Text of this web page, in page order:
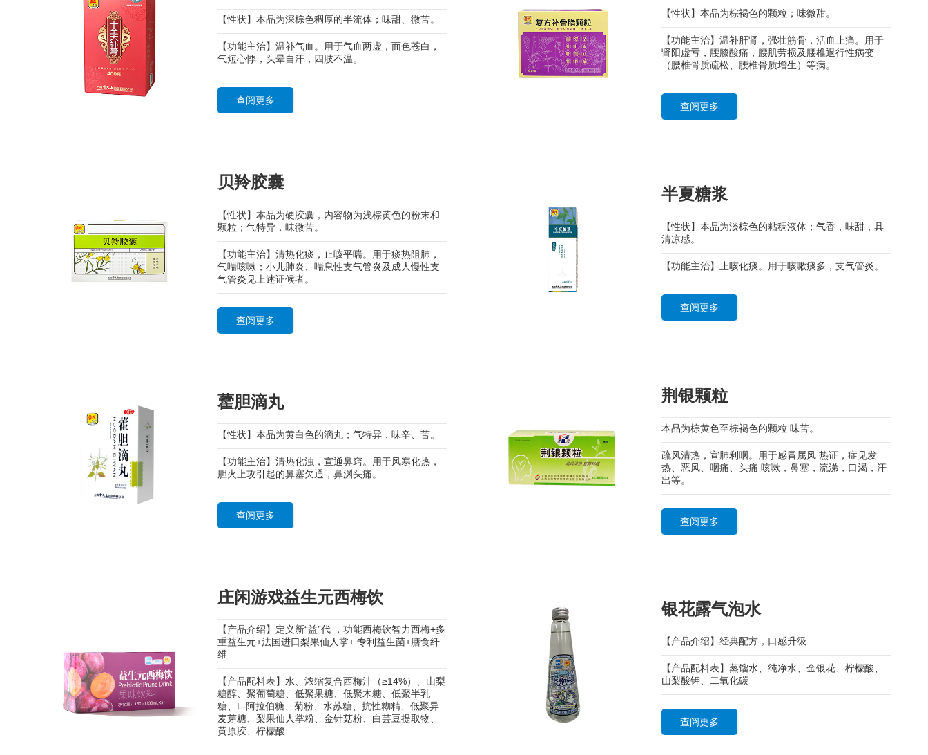
【性状】本品为深棕色稠厚的半流体；味甜、微苦。
【功能主治】温补气血。用于气血两虚，面色苍白，
气短心悸，头晕自汗，四肢不温。
查阅更多
【性状】本品为棕褐色的颗粒；味微甜。
【功能主治】温补肝肾，强壮筋骨，活血止痛。用于
肾阳虚亏，腰膝酸痛，腰肌劳损及腰椎退行性病变
（腰椎骨质疏松、腰椎骨质增生）等病。
查阅更多
贝羚胶囊
【性状】本品为硬胶囊，内容物为浅棕黄色的粉末和
颗粒；气特异，味微苦。
【功能主治】清热化痰，止咳平喘。用于痰热阻肺，
气喘咳嗽；小儿肺炎、喘息性支气管炎及成人慢性支
气管炎见上述证候者。
查阅更多
半夏糖浆
【性状】本品为淡棕色的粘稠液体；气香，味甜，具
清凉感。
【功能主治】止咳化痰。用于咳嗽痰多，支气管炎。
查阅更多
藿胆滴丸
【性状】本品为黄白色的滴丸；气特异，味辛、苦。
【功能主治】清热化浊，宣通鼻窍。用于风寒化热，
胆火上攻引起的鼻塞欠通，鼻渊头痛。
查阅更多
荆银颗粒
本品为棕黄色至棕褐色的颗粒 味苦。
疏风清热，宣肺利咽。用于感冒属风 热证，症见发
热、恶风、咽痛、头痛 咳嗽，鼻塞，流涕，口渴，汗
出等。
查阅更多
庄闲游戏益生元西梅饮
【产品介绍】定义新“益”代 ，功能西梅饮智力西梅+多
重益生元+法国进口梨果仙人掌+ 专利益生菌+膳食纤
维
【产品配料表】水、浓缩复合西梅汁（≥14%）、山梨
糖醇、聚葡萄糖、低聚果糖、低聚木糖、低聚半乳
糖、L-阿拉伯糖、菊粉、水苏糖、抗性糊精、低聚异
麦芽糖、梨果仙人掌粉、金针菇粉、白芸豆提取物、
黄原胶、柠檬酸
银花露气泡水
【产品介绍】经典配方，口感升级
【产品配料表】蒸馏水、纯净水、金银花、柠檬酸、
山梨酸钾、二氧化碳
查阅更多